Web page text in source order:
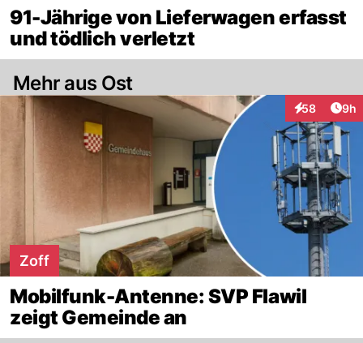
91-Jährige von Lieferwagen erfasst
und tödlich verletzt
Mehr aus Ost
58
Interaktionen
9h
Zoff
Mobilfunk-Antenne: SVP Flawil
zeigt Gemeinde an